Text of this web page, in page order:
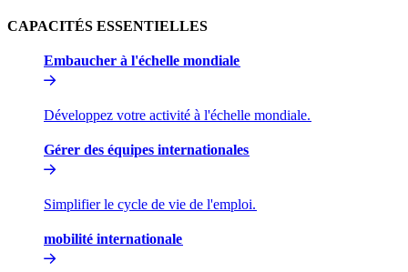
CAPACITÉS ESSENTIELLES​​
Embaucher à l'échelle mondiale​​
Développez votre activité à l'échelle mondiale.​​
Gérer des équipes internationales​​
Simplifier le cycle de vie de l'emploi.​​
mobilité internationale​​